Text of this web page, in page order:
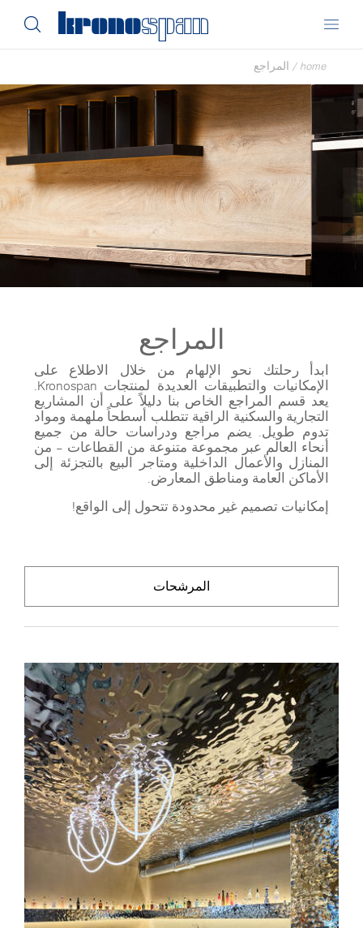
home
/ المراجع
المراجع
ابدأ رحلتك نحو الإلهام من خلال الاطلاع على
الإمكانيات والتطبيقات العديدة لمنتجات Kronospan.
يعد قسم المراجع الخاص بنا دليلاً على أن المشاريع
التجارية والسكنية الراقية تتطلب أسطحاً ملهمة ومواد
تدوم طويل. يضم مراجع ودراسات حالة من جميع
أنحاء العالم عبر مجموعة متنوعة من القطاعات – من
المنازل والأعمال الداخلية ومتاجر البيع بالتجزئة إلى
الأماكن العامة ومناطق المعارض.
إمكانيات تصميم غير محدودة تتحول إلى الواقع!
المرشحات